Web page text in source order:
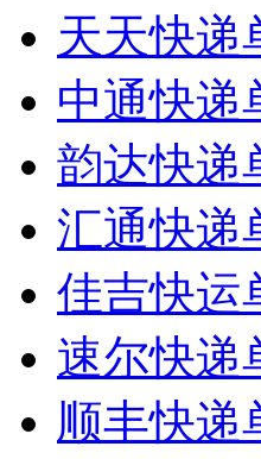
天天快递
中通快递
韵达快递
汇通快递
佳吉快运
速尔快递
顺丰快递